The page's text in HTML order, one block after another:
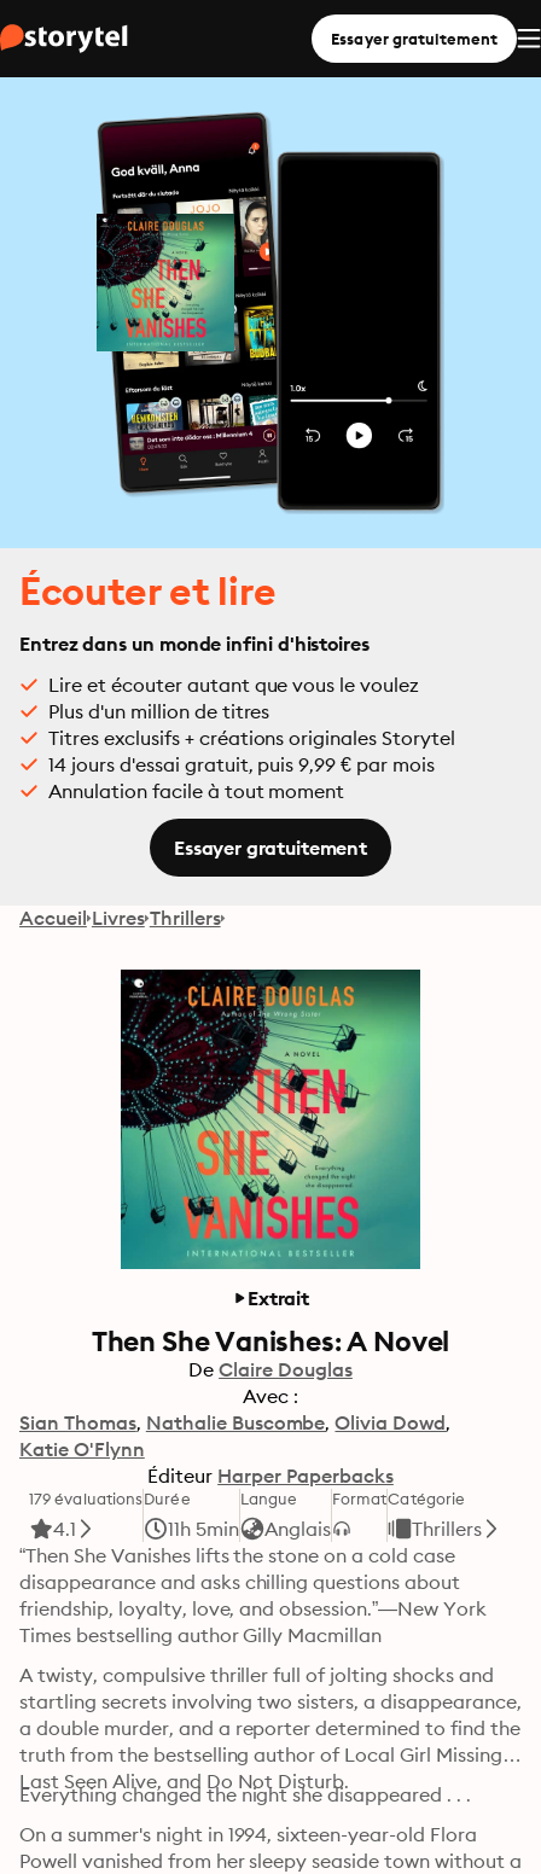
Essayer gratuitement
Écouter et lire
Entrez dans un monde infini d'histoires
Lire et écouter autant que vous le voulez
Plus d'un million de titres
Titres exclusifs + créations originales Storytel
14 jours d'essai gratuit, puis 9,99 € par mois
Annulation facile à tout moment
Essayer gratuitement
Accueil Livres Thrillers
Extrait
Then She Vanishes: A Novel
De Claire Douglas
Avec :
Sian Thomas Nathalie Buscombe Olivia Dowd
Katie O'Flynn
Éditeur Harper Paperbacks
179 évaluations
4.1
Durée
11h 5min
Langue
Anglais
FormatCatégorie
Thrillers
“Then She Vanishes lifts the stone on a cold case
disappearance and asks chilling questions about
friendship, loyalty, love, and obsession.”—New York
Times bestselling author Gilly Macmillan
A twisty, compulsive thriller full of jolting shocks and
startling secrets involving two sisters, a disappearance,
a double murder, and a reporter determined to find the
truth from the bestselling author of Local Girl Missing,
Last Seen Alive, and Do Not Disturb.
Everything changed the night she disappeared . . .
On a summer's night in 1994, sixteen-year-old Flora
Powell vanished from her sleepy seaside town without a